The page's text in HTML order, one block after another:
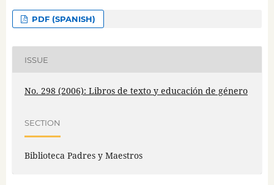
PDF (SPANISH)
ISSUE
No. 298 (2006): Libros de texto y educación de género
SECTION
Biblioteca Padres y Maestros